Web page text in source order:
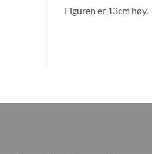
Figuren er 13cm høy.